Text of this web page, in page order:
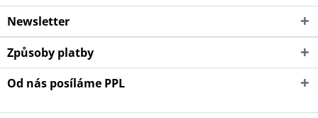
Newsletter
Způsoby platby
Od nás posíláme PPL